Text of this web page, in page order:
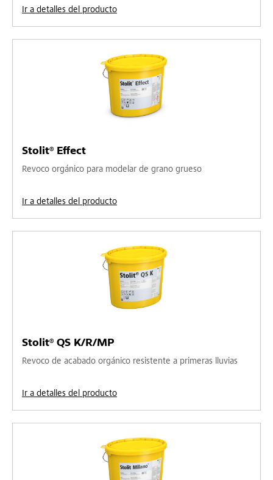
Ir a detalles del producto
Stolit® Effect
Revoco orgánico para modelar de grano grueso
Ir a detalles del producto
Stolit® QS K/R/MP
Revoco de acabado orgánico resistente a primeras lluvias
Ir a detalles del producto